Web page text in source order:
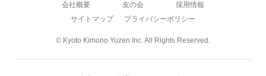
© Kyoto Kimono Yuzen Inc. All Rights Reserved.
会社概要 友の会
採用情報
サイトマップ
プライバシーポリシー